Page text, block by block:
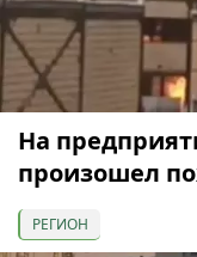
На
произошел
РЕГИОН